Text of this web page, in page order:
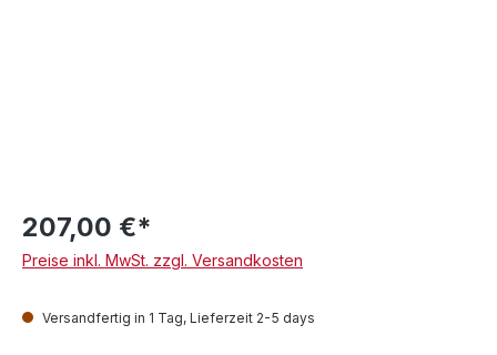
207,00 €*
Preise inkl. MwSt. zzgl. Versandkosten
Versandfertig in 1 Tag, Lieferzeit 2-5 days